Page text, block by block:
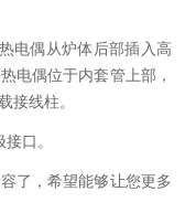
偶从炉体后部插入高
电偶位于内套管上部，
接线柱。
口。
了，希望能够让您更多